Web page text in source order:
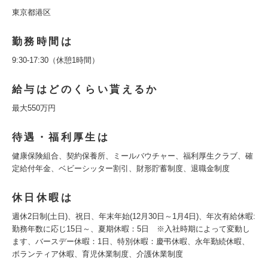
東京都港区
勤務時間は
9:30-17:30（休憩1時間）
給与はどのくらい貰えるか
最大550万円
待遇・福利厚生は
健康保険組合、契約保養所、ミールバウチャー、福利厚生クラブ、確
定給付年金、ベビーシッター割引、財形貯蓄制度、退職金制度
休日休暇は
週休2日制(土日)、祝日、年末年始(12月30日～1月4日)、年次有給休暇:
勤務年数に応じ15日～、夏期休暇：5日 ※入社時期によって変動し
ます、バースデー休暇：1日、特別休暇：慶弔休暇、永年勤続休暇、
ボランティア休暇、育児休業制度、介護休業制度